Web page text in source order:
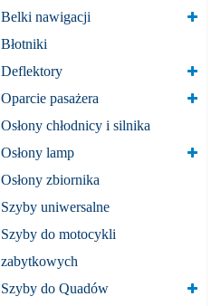
Belki nawigacji
Błotniki
Deflektory
Oparcie pasażera
Osłony chłodnicy i silnika
Osłony lamp
Osłony zbiornika
Szyby uniwersalne
Szyby do motocykli
zabytkowych
Szyby do Quadów